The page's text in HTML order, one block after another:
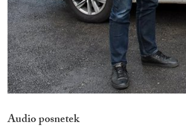
Audio posnetek